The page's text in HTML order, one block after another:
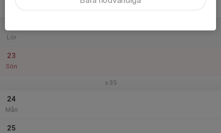
Lör
23
Sön
v.35
24
Mån
25